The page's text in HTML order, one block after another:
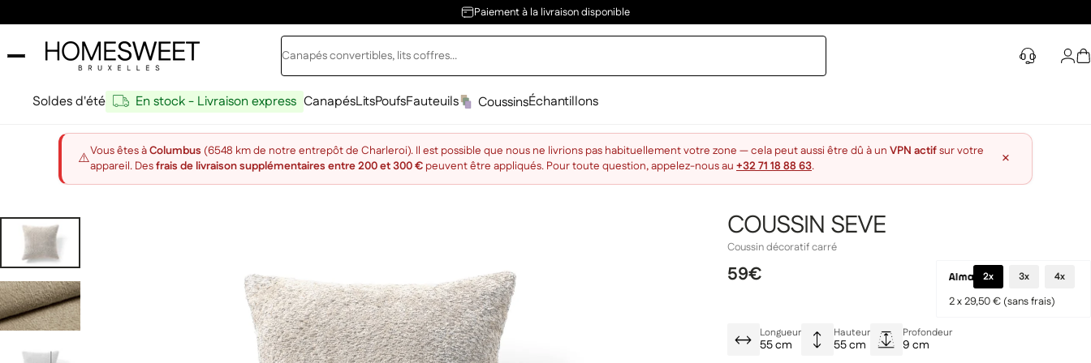
Paiement à la livraison disponible
Home Sweet
Rechercher
Soldes d'été En stock - Livraison express CanapésLitsPoufsFauteuils CoussinsÉchantillons
⚠️Vous êtes àColumbus (6548 km de notre entrepôt de Charleroi). Il est possible que nous ne livrions pas habituellement votre zone — cela peut aussi être dû à un VPN actifsur votre
appareil. Desfrais de livraison supplémentaires entre 200 et 300 € peuvent être appliqués. Pour toute question, appelez-nous au +32 71 18 88 63. ×
COUSSIN SEVE
Coussin décoratif carré
59€ 2x 3x 4x
2 x 29,50 € (sans frais)
Longueur
55 cm
Hauteur
55 cm
Profondeur
9 cm